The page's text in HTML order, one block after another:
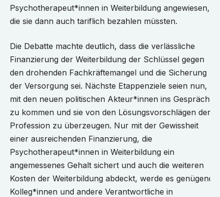
Psychotherapeut*innen in Weiterbildung angewiesen,
die sie dann auch tariflich bezahlen müssten.
Die Debatte machte deutlich, dass die verlässliche
Finanzierung der Weiterbildung der Schlüssel gegen
den drohenden Fachkräftemangel und die Sicherung
der Versorgung sei. Nächste Etappenziele seien nun,
mit den neuen politischen Akteur*innen ins Gespräch
zu kommen und sie von den Lösungsvorschlägen der
Profession zu überzeugen. Nur mit der Gewissheit
einer ausreichenden Finanzierung, die
Psychotherapeut*innen in Weiterbildung ein
angemessenes Gehalt sichert und auch die weiteren
Kosten der Weiterbildung abdeckt, werde es genügend
Kolleg*innen und andere Verantwortliche in